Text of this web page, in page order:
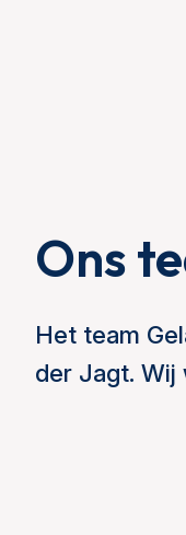
Ons
Het team
der Jagt. Wij